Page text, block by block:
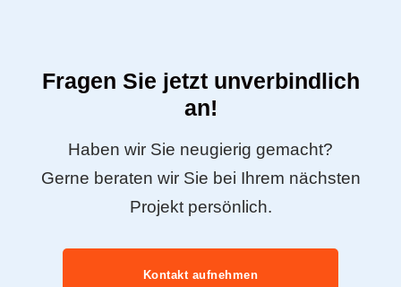
Fragen Sie jetzt unverbindlich
an!
Haben wir Sie neugierig gemacht?
Gerne beraten wir Sie bei Ihrem nächsten
Projekt persönlich.
Kontakt aufnehmen